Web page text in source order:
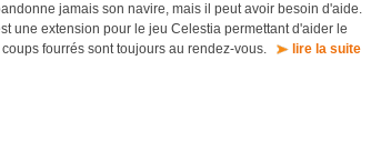
jamais son navire, mais il peut avoir besoin d'aide.
une extension pour le jeu Celestia permettant d'aider le
fourrés sont toujours au rendez-vous.
lire la suite